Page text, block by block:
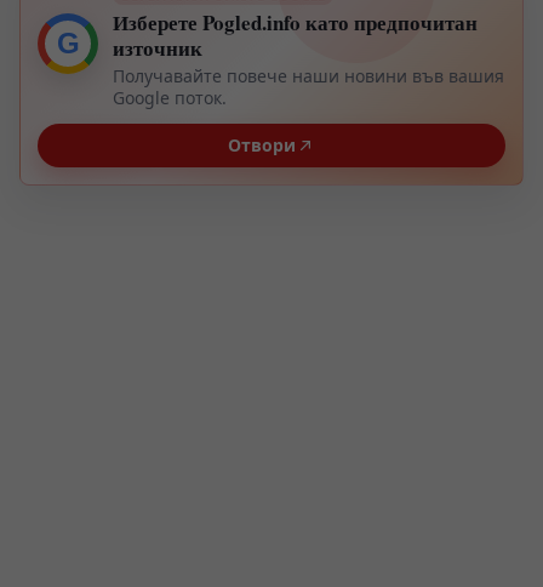
G
Изберете Pogled.info като предпочитан
източник
Получавайте повече наши новини във вашия
Google поток.
Отвори